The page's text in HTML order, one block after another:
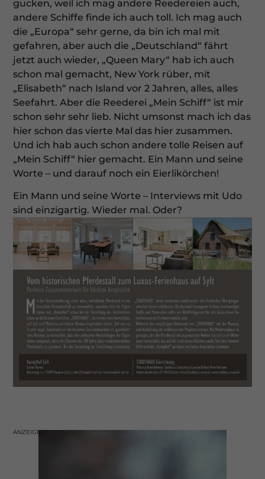
gucken, weil ich mag andere Reedereien auch,
andere Schiffe finde ich auch toll. Ich mag auch
die „Europa“ sehr gerne, da bin ich mal mit
gefahren, aber auch die „Deutschland“ fährt
jetzt auch wieder, „Queen Mary“ hab ich auch
schon mal gemacht, New York ­rüber, mit
„Elisabeth“ nach Island vor 2 Jahren, alles, alles
Seefahrt. Aber die Reederei „Mein Schiff“ ist mir
schon sehr sehr lieb. Nicht umsonst mach ich das
hier schon das vierte Mal das hier zusammen.
Und ich hab auch schon andere tolle Reisen auf
„Mein Schiff“ hier gemacht. Ein Mann und seine
Worte – und darauf noch ein Eierlikörchen!
Ein Mann und seine Worte – Interviews mit Udo
sind einzigartig. Wieder mal. Oder?
ANZEIGE